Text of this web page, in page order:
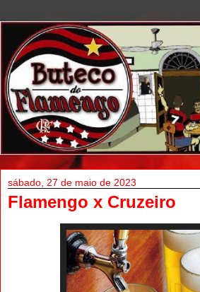
sábado, 27 de maio de 2023
Flamengo x Cruzeiro